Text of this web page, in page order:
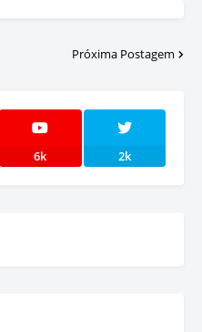
Próxima Postagem
6k 2k